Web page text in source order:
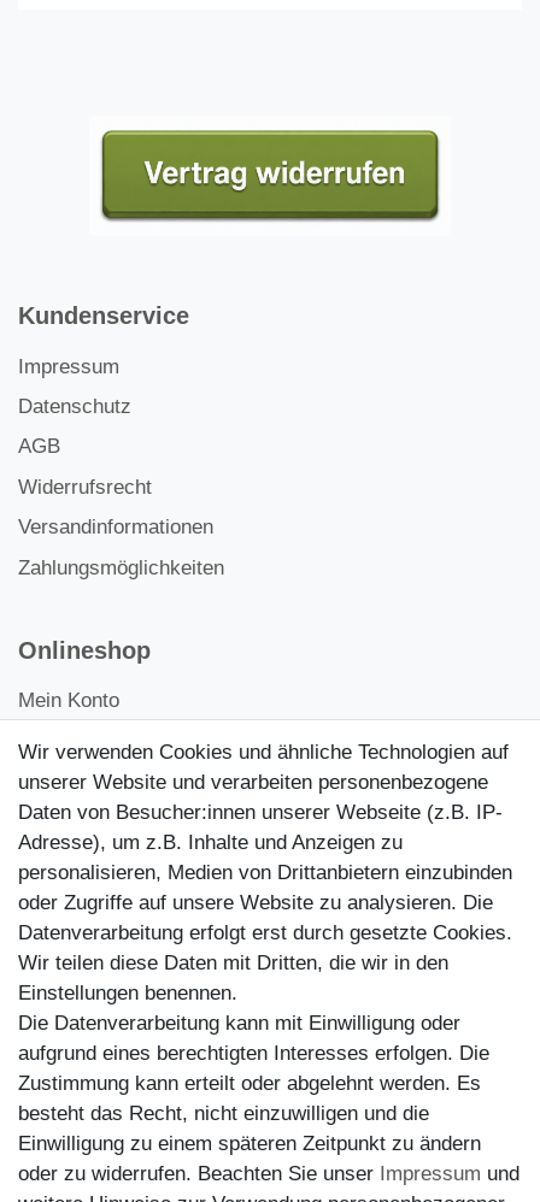
Kundenservice
Impressum
Datenschutz
AGB
Widerrufsrecht
Versandinformationen
Zahlungsmöglichkeiten
Onlineshop
Mein Konto
Kontakt
Kundenretouren
Reparaturservice
Zahlungsarten
Wir verwenden Cookies und ähnliche Technologien auf
unserer Website und verarbeiten personenbezogene
Daten von Besucher:innen unserer Webseite (z.B. IP-
Adresse), um z.B. Inhalte und Anzeigen zu
personalisieren, Medien von Drittanbietern einzubinden
oder Zugriffe auf unsere Website zu analysieren. Die
Datenverarbeitung erfolgt erst durch gesetzte Cookies.
Wir teilen diese Daten mit Dritten, die wir in den
Einstellungen benennen.
Die Datenverarbeitung kann mit Einwilligung oder
aufgrund eines berechtigten Interesses erfolgen. Die
Zustimmung kann erteilt oder abgelehnt werden. Es
besteht das Recht, nicht einzuwilligen und die
Einwilligung zu einem späteren Zeitpunkt zu ändern
oder zu widerrufen. Beachten Sie unser Impressum und